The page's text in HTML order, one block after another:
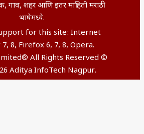
गाव, शहर आणि इतर माहिती मराठी
भाषेमध्ये.
for this site: Internet
8, Firefox 6, 7, 8, Opera.
All Rights Reserved ©
Aditya InfoTech Nagpur.